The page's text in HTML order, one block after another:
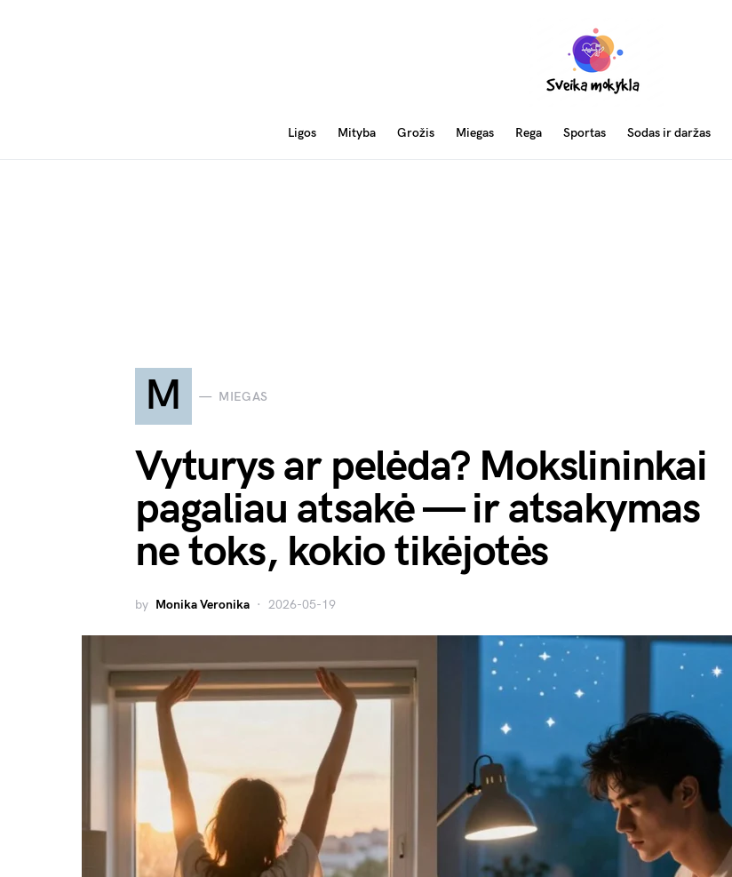
Ligos Mityba Grožis Miegas Rega Sportas Sodas ir daržas
M MIEGAS
Vyturys ar pelėda? Mokslininkai
pagaliau atsakė — ir atsakymas
ne toks, kokio tikėjotės
by Monika Veronika 2026-05-19